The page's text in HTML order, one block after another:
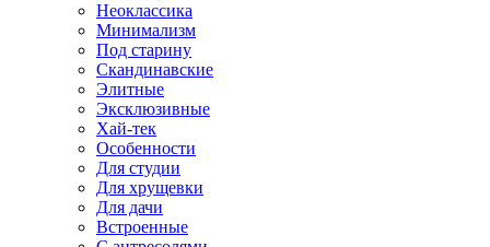
Неоклассика
Минимализм
Под старину
Скандинавские
Элитные
Эксклюзивные
Хай-тек
Особенности
Для студии
Для хрущевки
Для дачи
Встроенные